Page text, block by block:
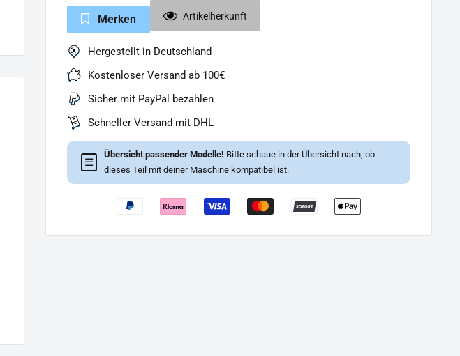
Merken Artikelherkunft
Hergestellt in Deutschland
Kostenloser Versand ab 100€
Sicher mit PayPal bezahlen
Schneller Versand mit DHL
☰
Übersicht passender Modelle! Bitte schaue in der Übersicht nach, ob
dieses Teil mit deiner Maschine kompatibel ist.